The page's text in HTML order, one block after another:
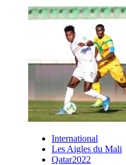
International
Les Aigles du Mali
Qatar2022